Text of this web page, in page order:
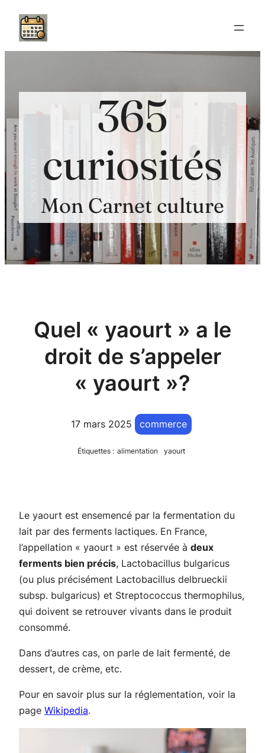
Aller
contenu
365
curiosités
Mon Carnet culture
Quel « yaourt » a le
droit de s’appeler
« yaourt »?
17 mars 2025 commerce
Étiquettes : alimentation yaourt
Le yaourt est ensemencé par la fermentation du
lait par des ferments lactiques. En France,
l’appellation « yaourt » est réservée à deux
ferments bien précis, Lactobacillus bulgaricus
(ou plus précisément Lactobacillus delbrueckii
subsp. bulgaricus) et Streptococcus thermophilus,
qui doivent se retrouver vivants dans le produit
consommé.
Dans d’autres cas, on parle de lait fermenté, de
dessert, de crème, etc.
Pour en savoir plus sur la réglementation, voir la
page Wikipedia.